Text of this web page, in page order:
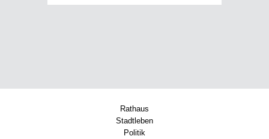
Rathaus
Stadtleben
Politik